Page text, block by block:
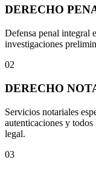
DERECHO
Defensa penal integral
investigaciones
02
DERECHO
Servicios notariales
autenticaciones y
legal.
03